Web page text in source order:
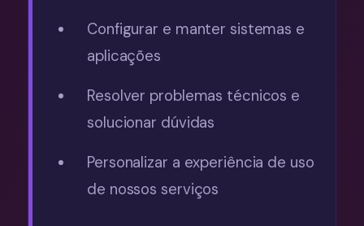
Configurar e manter sistemas e
aplicações
Resolver problemas técnicos e
solucionar dúvidas
Personalizar a experiência de uso
de nossos serviços